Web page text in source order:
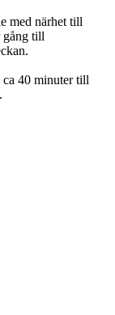
med närhet till
gång till
40 minuter till